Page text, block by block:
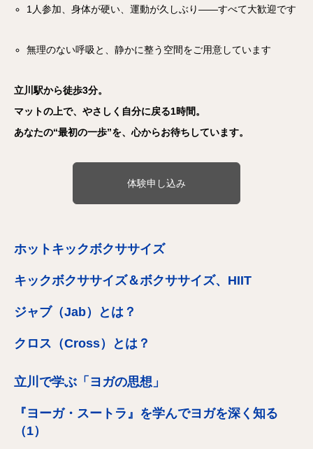
1人参加、身体が硬い、運動が久しぶり――すべて大歓迎です
無理のない呼吸と、静かに整う空間をご用意しています
立川駅から徒歩3分。
マットの上で、やさしく自分に戻る1時間。
あなたの“最初の一歩”を、心からお待ちしています。
体験申し込み
ホットキックボクササイズ
キックボクササイズ＆ボクササイズ、HIIT
ジャブ（Jab）とは？
クロス（Cross）とは？
立川で学ぶ「ヨガの思想」
『ヨーガ・スートラ』を学んでヨガを深く知る
（1）